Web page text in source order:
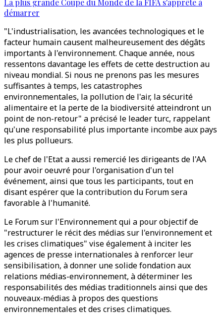
La plus grande Coupe du Monde de la FIFA s'apprête à
démarrer
"L'industrialisation, les avancées technologiques et le
facteur humain causent malheureusement des dégâts
importants à l'environnement. Chaque année, nous
ressentons davantage les effets de cette destruction au
niveau mondial. Si nous ne prenons pas les mesures
suffisantes à temps, les catastrophes
environnementales, la pollution de l'air, la sécurité
alimentaire et la perte de la biodiversité atteindront un
point de non-retour" a précisé le leader turc, rappelant
qu'une responsabilité plus importante incombe aux pays
les plus pollueurs.
Le chef de l'Etat a aussi remercié les dirigeants de l'AA
pour avoir oeuvré pour l'organisation d'un tel
événement, ainsi que tous les participants, tout en
disant espérer que la contribution du Forum sera
favorable à l'humanité.
Le Forum sur l'Environnement qui a pour objectif de
"restructurer le récit des médias sur l'environnement et
les crises climatiques" vise également à inciter les
agences de presse internationales à renforcer leur
sensibilisation, à donner une solide fondation aux
relations médias-environnement, à déterminer les
responsabilités des médias traditionnels ainsi que des
nouveaux-médias à propos des questions
environnementales et des crises climatiques.